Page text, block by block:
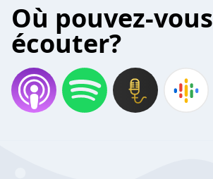
Où pouvez-vous
écouter?